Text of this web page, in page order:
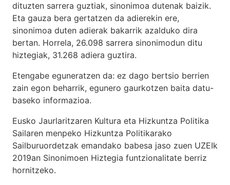
dituzten sarrera guztiak, sinonimoa dutenak baizik.
Eta gauza bera gertatzen da adierekin ere,
sinonimoa duten adierak bakarrik azalduko dira
bertan. Horrela, 26.098 sarrera sinonimodun ditu
hiztegiak, 31.268 adiera guztira.
Etengabe eguneratzen da: ez dago bertsio berrien
zain egon beharrik, egunero gaurkotzen baita datu-
baseko informazioa.
Eusko Jaurlaritzaren Kultura eta Hizkuntza Politika
Sailaren menpeko Hizkuntza Politikarako
Sailburuordetzak emandako babesa jaso zuen UZEIk
2019an Sinonimoen Hiztegia funtzionalitate berriz
hornitzeko.